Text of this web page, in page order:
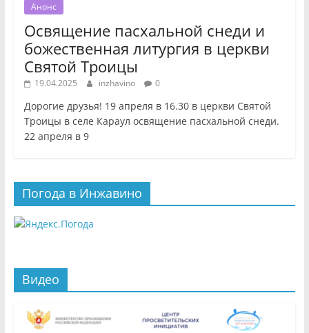
Анонс
Освящение пасхальной снеди и
божественная литургия в церкви
Святой Троицы
19.04.2025 inzhavino 0
Дорогие друзья! 19 апреля в 16.30 в церкви Святой
Троицы в селе Караул освящение пасхальной снеди.
22 апреля в 9
Погода в Инжавино
Видео